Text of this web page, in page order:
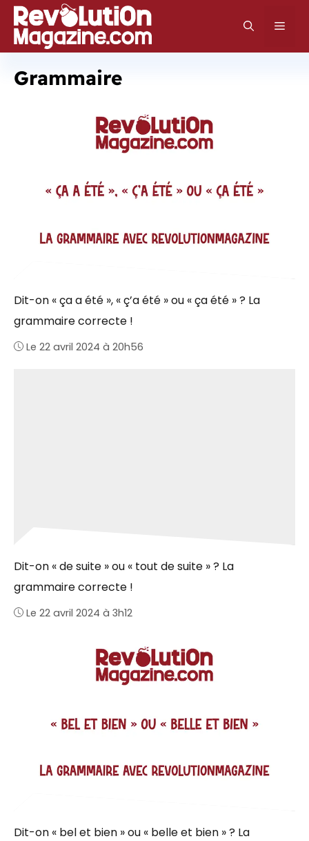
Aller
au
contenu
Grammaire
Dit-on « ça a été », « ç’a été » ou « ça été » ? La
grammaire correcte !
Le 22 avril 2024 à 20h56
Dit-on « de suite » ou « tout de suite » ? La
grammaire correcte !
Le 22 avril 2024 à 3h12
Dit-on « bel et bien » ou « belle et bien » ? La